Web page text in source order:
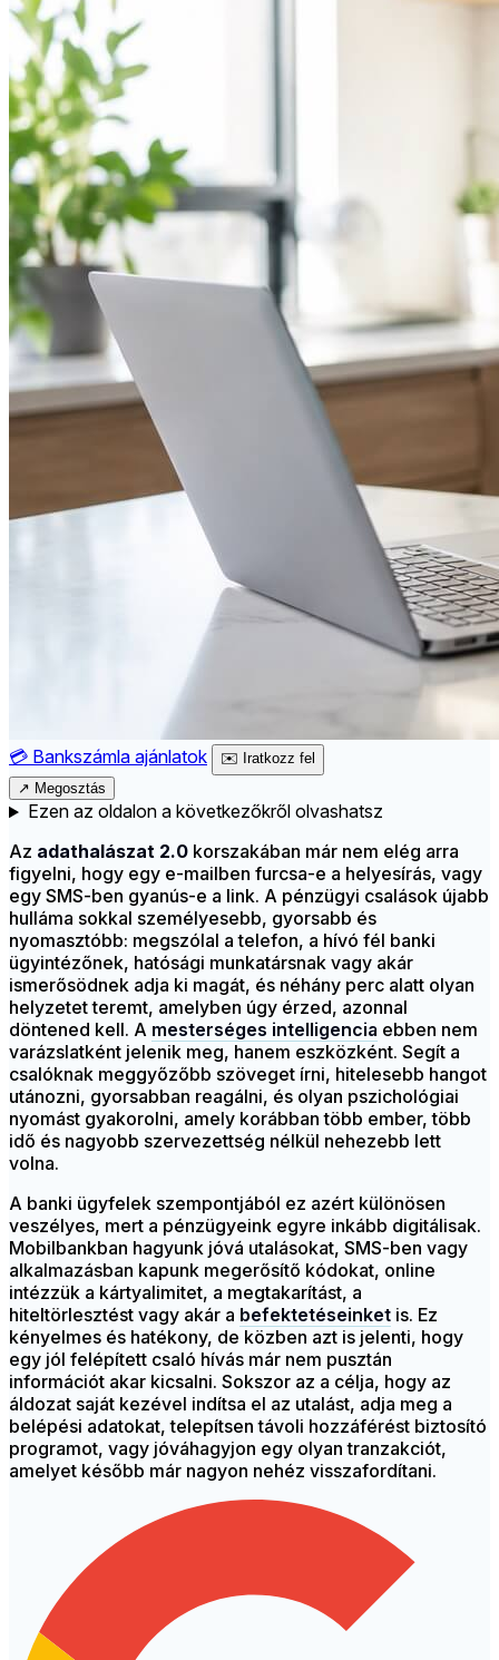
💳 Bankszámla ajánlatok ✉️ Iratkozz fel
↗ Megosztás
Ezen az oldalon a következőkről olvashatsz
Az adathalászat 2.0 korszakában már nem elég arra
figyelni, hogy egy e-mailben furcsa-e a helyesírás, vagy
egy SMS-ben gyanús-e a link. A pénzügyi csalások újabb
hulláma sokkal személyesebb, gyorsabb és
nyomasztóbb: megszólal a telefon, a hívó fél banki
ügyintézőnek, hatósági munkatársnak vagy akár
ismerősödnek adja ki magát, és néhány perc alatt olyan
helyzetet teremt, amelyben úgy érzed, azonnal
döntened kell. A mesterséges intelligencia ebben nem
varázslatként jelenik meg, hanem eszközként. Segít a
csalóknak meggyőzőbb szöveget írni, hitelesebb hangot
utánozni, gyorsabban reagálni, és olyan pszichológiai
nyomást gyakorolni, amely korábban több ember, több
idő és nagyobb szervezettség nélkül nehezebb lett
volna.
A banki ügyfelek szempontjából ez azért különösen
veszélyes, mert a pénzügyeink egyre inkább digitálisak.
Mobilbankban hagyunk jóvá utalásokat, SMS-ben vagy
alkalmazásban kapunk megerősítő kódokat, online
intézzük a kártyalimitet, a megtakarítást, a
hiteltörlesztést vagy akár a befektetéseinket is. Ez
kényelmes és hatékony, de közben azt is jelenti, hogy
egy jól felépített csaló hívás már nem pusztán
információt akar kicsalni. Sokszor az a célja, hogy az
áldozat saját kezével indítsa el az utalást, adja meg a
belépési adatokat, telepítsen távoli hozzáférést biztosító
programot, vagy jóváhagyjon egy olyan tranzakciót,
amelyet később már nagyon nehéz visszafordítani.